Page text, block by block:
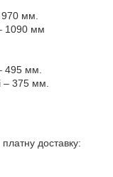
970 мм.
1090 мм
495 мм.
– 375 мм.
доставку: